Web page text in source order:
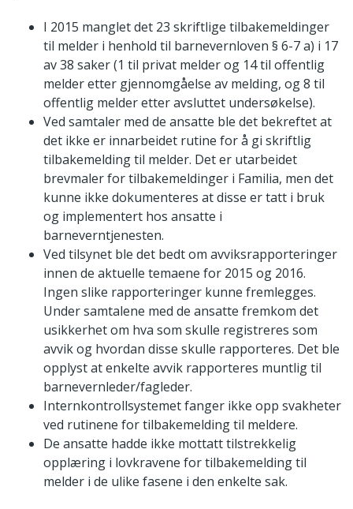
I 2015 manglet det 23 skriftlige tilbakemeldinger
til melder i henhold til barnevernloven § 6-7 a) i 17
av 38 saker (1 til privat melder og 14 til offentlig
melder etter gjennomgåelse av melding, og 8 til
offentlig melder etter avsluttet undersøkelse).
Ved samtaler med de ansatte ble det bekreftet at
det ikke er innarbeidet rutine for å gi skriftlig
tilbakemelding til melder. Det er utarbeidet
brevmaler for tilbakemeldinger i Familia, men det
kunne ikke dokumenteres at disse er tatt i bruk
og implementert hos ansatte i
barneverntjenesten.
Ved tilsynet ble det bedt om avviksrapporteringer
innen de aktuelle temaene for 2015 og 2016.
Ingen slike rapporteringer kunne fremlegges.
Under samtalene med de ansatte fremkom det
usikkerhet om hva som skulle registreres som
avvik og hvordan disse skulle rapporteres. Det ble
opplyst at enkelte avvik rapporteres muntlig til
barnevernleder/fagleder.
Internkontrollsystemet fanger ikke opp svakheter
ved rutinene for tilbakemelding til meldere.
De ansatte hadde ikke mottatt tilstrekkelig
opplæring i lovkravene for tilbakemelding til
melder i de ulike fasene i den enkelte sak.